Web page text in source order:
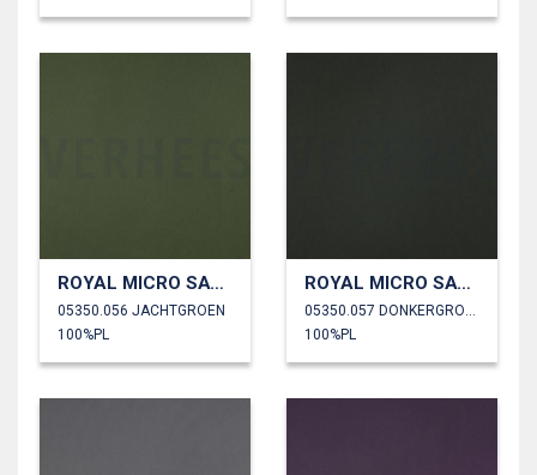
ROYAL MICRO SATIJN
05350.056 JACHTGROEN
100%PL
ROYAL MICRO SATIJN
05350.057 DONKERGROEN
100%PL